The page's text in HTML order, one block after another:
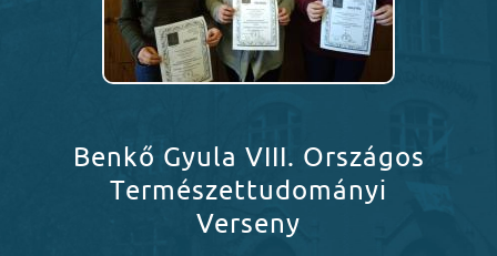
Kollégium
Benkő Gyula VIII. Országos
Természettudományi
Verseny